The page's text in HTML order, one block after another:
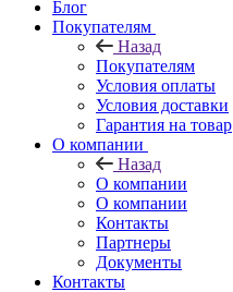
Блог
Покупателям
Назад
Покупателям
Условия оплаты
Условия доставки
Гарантия на товар
О компании
Назад
О компании
О компании
Контакты
Партнеры
Документы
Контакты